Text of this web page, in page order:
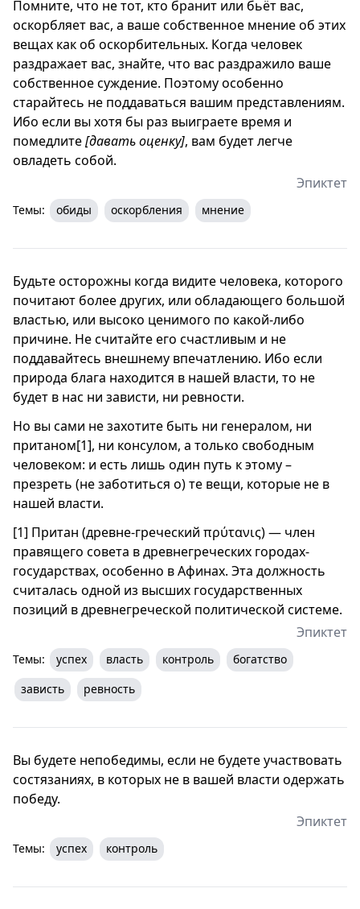
Помните, что не тот, кто бранит или бьёт вас,
оскорбляет вас, а ваше собственное мнение об этих
вещах как об оскорбительных. Когда человек
раздражает вас, знайте, что вас раздражило ваше
собственное суждение. Поэтому особенно
старайтесь не поддаваться вашим представлениям.
Ибо если вы хотя бы раз выиграете время и
помедлите[давать оценку], вам будет легче
овладеть собой.
Эпиктет
Темы: обиды оскорбления мнение
Будьте осторожны когда видите человека, которого
почитают более других, или обладающего большой
властью, или высоко ценимого по какой-либо
причине. Не считайте его счастливым и не
поддавайтесь внешнему впечатлению. Ибо если
природа блага находится в нашей власти, то не
будет в нас ни зависти, ни ревности.
Но вы сами не захотите быть ни генералом, ни
пританом[1], ни консулом, а только свободным
человеком: и есть лишь один путь к этому –
презреть (не заботиться о) те вещи, которые не в
нашей власти.
[1] Притан (древне-греческий πρύτανις) — член
правящего совета в древнегреческих городах-
государствах, особенно в Афинах. Эта должность
считалась одной из высших государственных
позиций в древнегреческой политической системе.
Эпиктет
Темы: успех власть контроль
богатство
зависть
ревность
Вы будете непобедимы, если не будете участвовать
состязаниях, в которых не в вашей власти одержать
победу.
Эпиктет
Темы: успех контроль